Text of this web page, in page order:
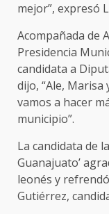
mejor”, expresó
Acompañada de
Presidencia
candidata a
dijo, “Ale,
vamos a hacer
municipio”.
La candidata de
Guanajuato’
leonés y
Gutiérrez,